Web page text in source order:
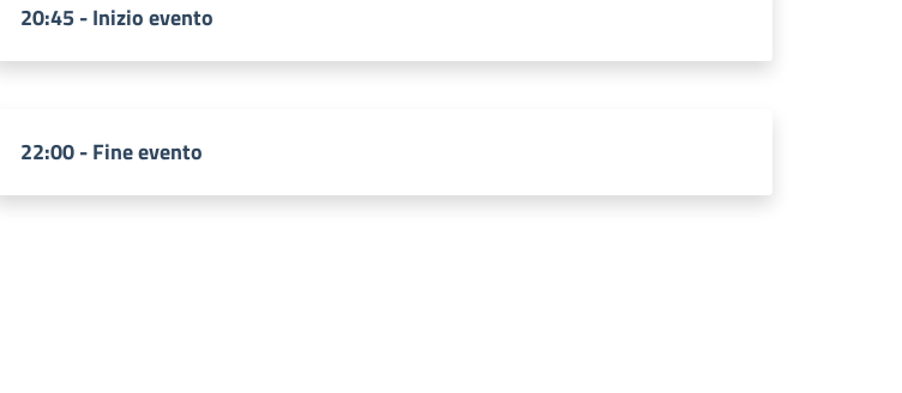
20:45 - Inizio evento
22:00 - Fine evento